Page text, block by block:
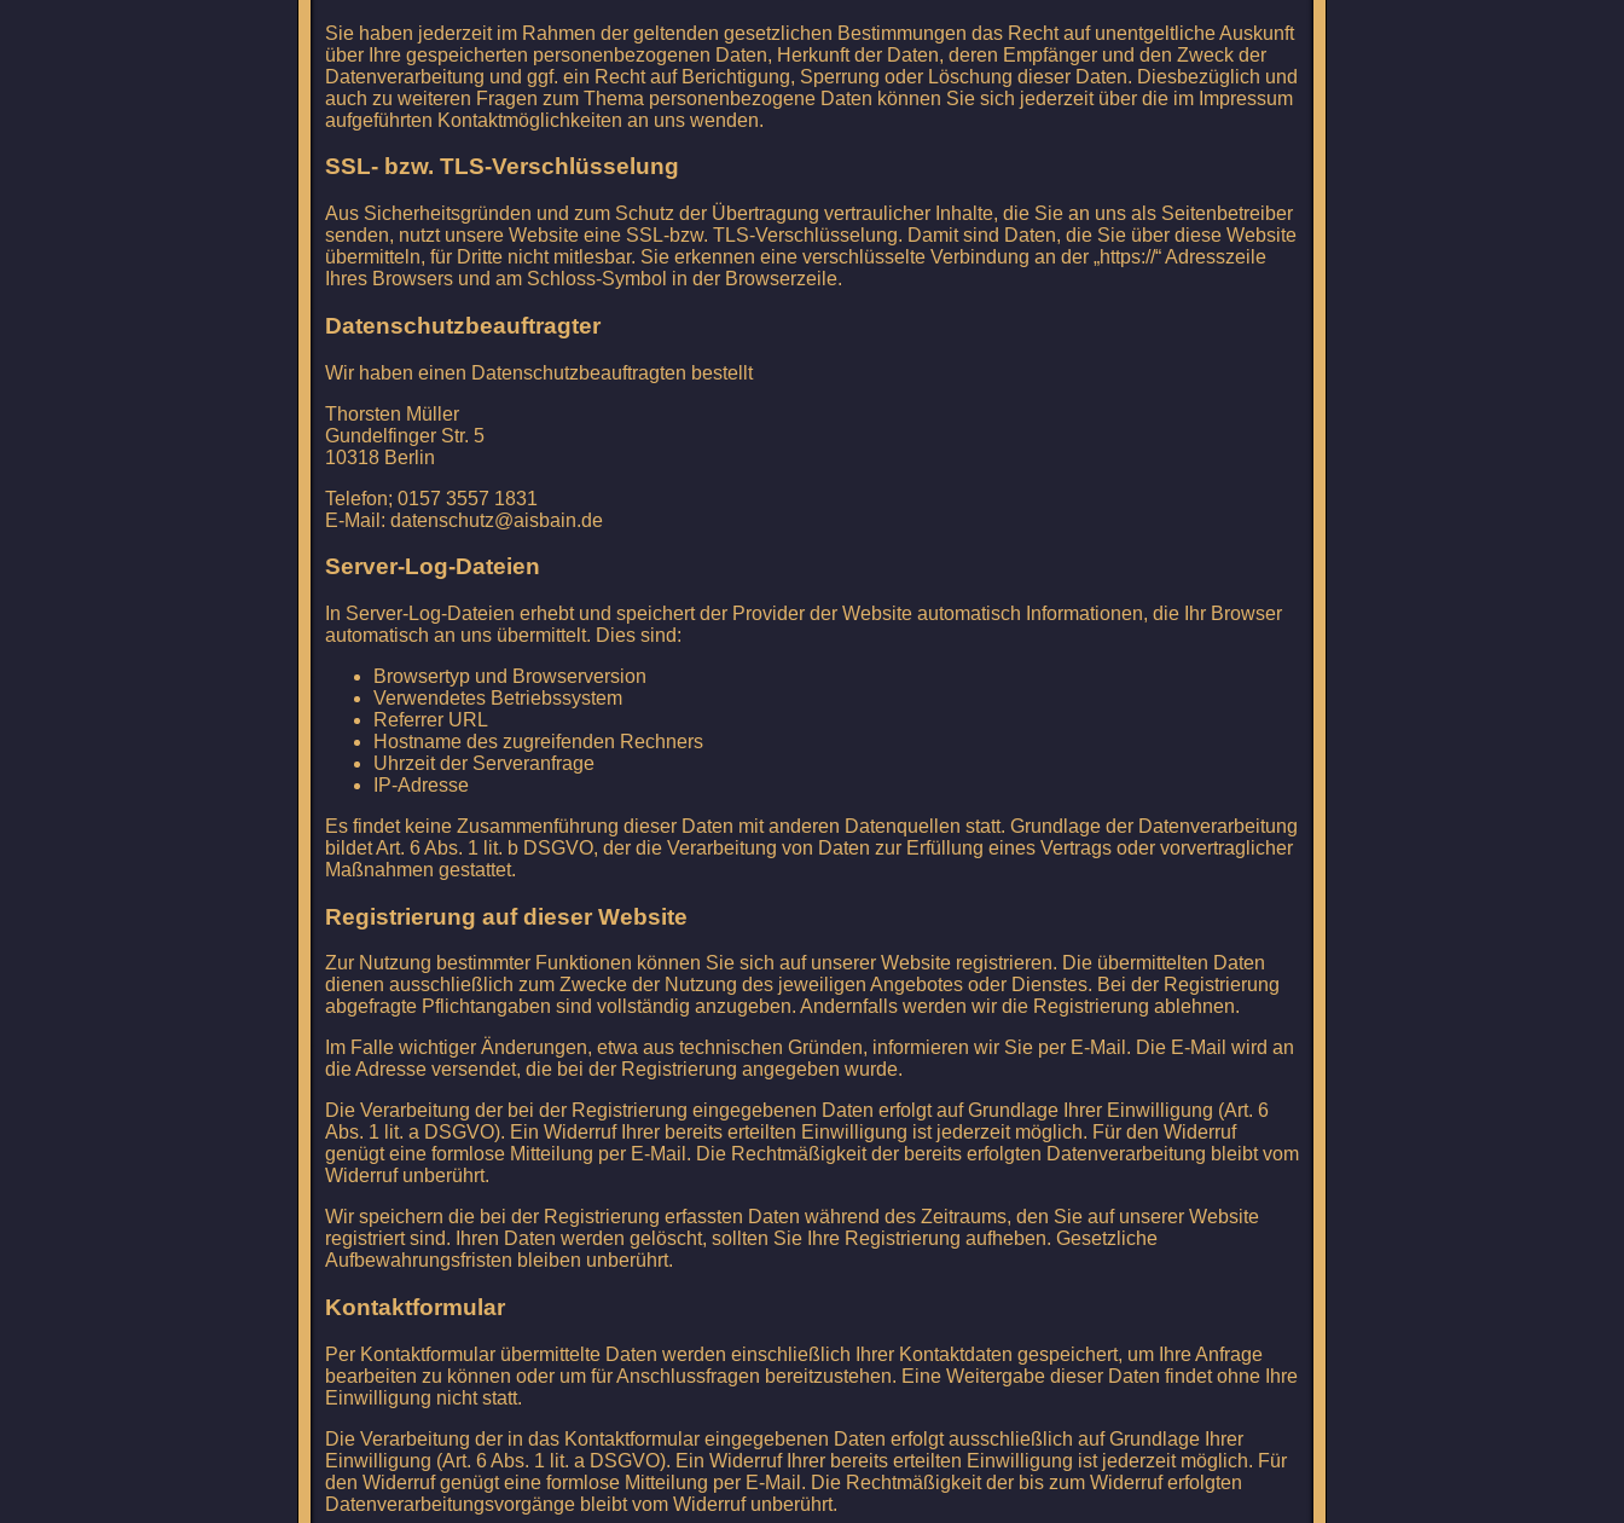
Sie haben jederzeit im Rahmen der geltenden gesetzlichen Bestimmungen das Recht auf unentgeltliche Auskunft
über Ihre gespeicherten personenbezogenen Daten, Herkunft der Daten, deren Empfänger und den Zweck der
Datenverarbeitung und ggf. ein Recht auf Berichtigung, Sperrung oder Löschung dieser Daten. Diesbezüglich und
auch zu weiteren Fragen zum Thema personenbezogene Daten können Sie sich jederzeit über die im Impressum
aufgeführten Kontaktmöglichkeiten an uns wenden.
SSL- bzw. TLS-Verschlüsselung
Aus Sicherheitsgründen und zum Schutz der Übertragung vertraulicher Inhalte, die Sie an uns als Seitenbetreiber
senden, nutzt unsere Website eine SSL-bzw. TLS-Verschlüsselung. Damit sind Daten, die Sie über diese Website
übermitteln, für Dritte nicht mitlesbar. Sie erkennen eine verschlüsselte Verbindung an der „https://“ Adresszeile
Ihres Browsers und am Schloss-Symbol in der Browserzeile.
Datenschutzbeauftragter
Wir haben einen Datenschutzbeauftragten bestellt
Thorsten Müller
Gundelfinger Str. 5
10318 Berlin
Telefon; 0157 3557 1831
E-Mail: datenschutz@aisbain.de
Server-Log-Dateien
In Server-Log-Dateien erhebt und speichert der Provider der Website automatisch Informationen, die Ihr Browser
automatisch an uns übermittelt. Dies sind:
Browsertyp und Browserversion
Verwendetes Betriebssystem
Referrer URL
Hostname des zugreifenden Rechners
Uhrzeit der Serveranfrage
IP-Adresse
Es findet keine Zusammenführung dieser Daten mit anderen Datenquellen statt. Grundlage der Datenverarbeitung
bildet Art. 6 Abs. 1 lit. b DSGVO, der die Verarbeitung von Daten zur Erfüllung eines Vertrags oder vorvertraglicher
Maßnahmen gestattet.
Registrierung auf dieser Website
Zur Nutzung bestimmter Funktionen können Sie sich auf unserer Website registrieren. Die übermittelten Daten
dienen ausschließlich zum Zwecke der Nutzung des jeweiligen Angebotes oder Dienstes. Bei der Registrierung
abgefragte Pflichtangaben sind vollständig anzugeben. Andernfalls werden wir die Registrierung ablehnen.
Im Falle wichtiger Änderungen, etwa aus technischen Gründen, informieren wir Sie per E-Mail. Die E-Mail wird an
die Adresse versendet, die bei der Registrierung angegeben wurde.
Die Verarbeitung der bei der Registrierung eingegebenen Daten erfolgt auf Grundlage Ihrer Einwilligung (Art. 6
Abs. 1 lit. a DSGVO). Ein Widerruf Ihrer bereits erteilten Einwilligung ist jederzeit möglich. Für den Widerruf
genügt eine formlose Mitteilung per E-Mail. Die Rechtmäßigkeit der bereits erfolgten Datenverarbeitung bleibt vom
Widerruf unberührt.
Wir speichern die bei der Registrierung erfassten Daten während des Zeitraums, den Sie auf unserer Website
registriert sind. Ihren Daten werden gelöscht, sollten Sie Ihre Registrierung aufheben. Gesetzliche
Aufbewahrungsfristen bleiben unberührt.
Kontaktformular
Per Kontaktformular übermittelte Daten werden einschließlich Ihrer Kontaktdaten gespeichert, um Ihre Anfrage
bearbeiten zu können oder um für Anschlussfragen bereitzustehen. Eine Weitergabe dieser Daten findet ohne Ihre
Einwilligung nicht statt.
Die Verarbeitung der in das Kontaktformular eingegebenen Daten erfolgt ausschließlich auf Grundlage Ihrer
Einwilligung (Art. 6 Abs. 1 lit. a DSGVO). Ein Widerruf Ihrer bereits erteilten Einwilligung ist jederzeit möglich. Für
den Widerruf genügt eine formlose Mitteilung per E-Mail. Die Rechtmäßigkeit der bis zum Widerruf erfolgten
Datenverarbeitungsvorgänge bleibt vom Widerruf unberührt.